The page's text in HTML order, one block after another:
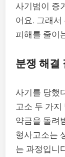
사기범이 증
어요. 그래서
피해를 줄이
분쟁 해결
사기를 당했
고소 두 가
약금을 돌려
형사고소는
는 과정입니